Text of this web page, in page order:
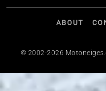
ABOUT
© 2002-2026